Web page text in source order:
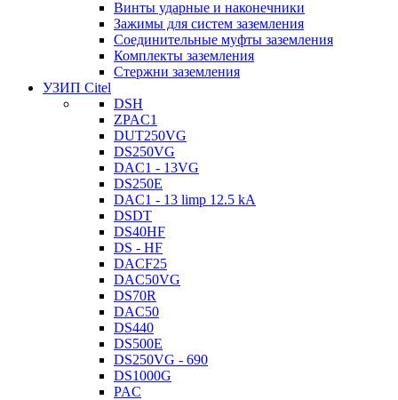
Винты ударные и наконечники
Зажимы для систем заземления
Соединительные муфты заземления
Комплекты заземления
Стержни заземления
УЗИП Citel
DSH
ZPAC1
DUT250VG
DS250VG
DAC1 - 13VG
DS250E
DAC1 - 13 limp 12.5 kA
DSDT
DS40HF
DS - HF
DACF25
DAC50VG
DS70R
DAC50
DS440
DS500E
DS250VG - 690
DS1000G
PAC